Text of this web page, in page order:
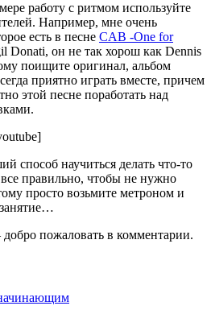
работу с ритмом используйте
Например, мне очень
есть в песне CAB -One for
Donati, он не так хорош как Dennis
поищите оригинал, альбом
приятно играть вместе, причем
этой песне поработать над
способ научиться делать что-то
правильно, чтобы не нужно
просто возьмите метроном и
пожаловать в комментарии.